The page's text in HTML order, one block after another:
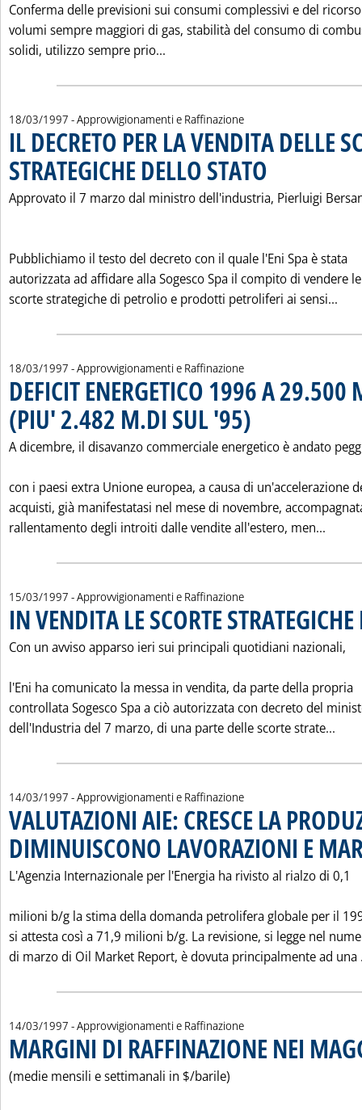
Conferma delle previsioni sui consumi complessivi e del
volumi sempre maggiori di gas, stabilità del consumo di
solidi, utilizzo sempre prio...
18/03/1997 - Approvvigionamenti e Raffinazione
IL DECRETO PER LA VENDITA DELLE
STRATEGICHE DELLO STATO
Approvato il 7 marzo dal ministro dell'industria, Pierluigi
Pubblichiamo il testo del decreto con il quale l'Eni Spa è stata
autorizzata ad affidare alla Sogesco Spa il compito di vendere le
scorte strategiche di petrolio e prodotti petroliferi ai sensi...
18/03/1997 - Approvvigionamenti e Raffinazione
DEFICIT ENERGETICO 1996 A 29.500
(PIU' 2.482 M.DI SUL '95)
A dicembre, il disavanzo commerciale energetico è andato
con i paesi extra Unione europea, a causa di un'accelerazione
acquisti, già manifestatasi nel mese di novembre,
rallentamento degli introiti dalle vendite all'estero, men...
15/03/1997 - Approvvigionamenti e Raffinazione
IN VENDITA LE SCORTE
Con un avviso apparso ieri sui principali quotidiani nazionali,
l'Eni ha comunicato la messa in vendita, da parte della propria
controllata Sogesco Spa a ciò autorizzata con decreto del
dell'Industria del 7 marzo, di una parte delle scorte strate...
14/03/1997 - Approvvigionamenti e Raffinazione
VALUTAZIONI AIE: CRESCE LA
DIMINUISCONO LAVORAZIONI E
L'Agenzia Internazionale per l'Energia ha rivisto al rialzo di 0,1
milioni b/g la stima della domanda petrolifera globale per il
si attesta così a 71,9 milioni b/g. La revisione, si legge nel
di marzo di Oil Market Report, è dovuta principalmente ad una
14/03/1997 - Approvvigionamenti e Raffinazione
MARGINI DI RAFFINAZIONE NEI
(medie mensili e settimanali in $/barile)